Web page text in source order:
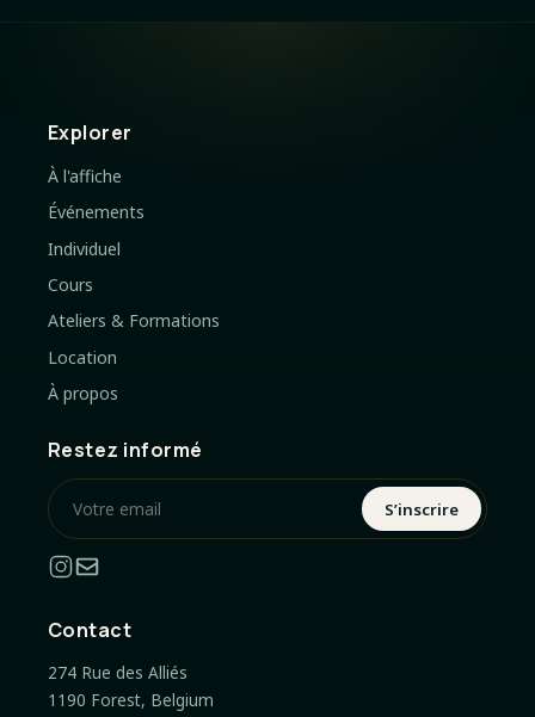
Explorer
À l'affiche
Événements
Individuel
Cours
Ateliers & Formations
Location
À propos
Restez informé
S’inscrire
Contact
274 Rue des Alliés
1190 Forest, Belgium